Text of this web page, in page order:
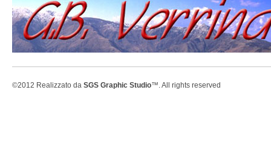
©2012 Realizzato da SGS Graphic Studio™. All rights reserved